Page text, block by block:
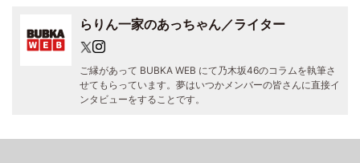
らりん一家のあっちゃん／ライター
ご縁があって BUBKA WEB にて乃木坂46のコラムを執筆さ
せてもらっています。夢はいつかメンバーの皆さんに直接イ
ンタビューをすることです。